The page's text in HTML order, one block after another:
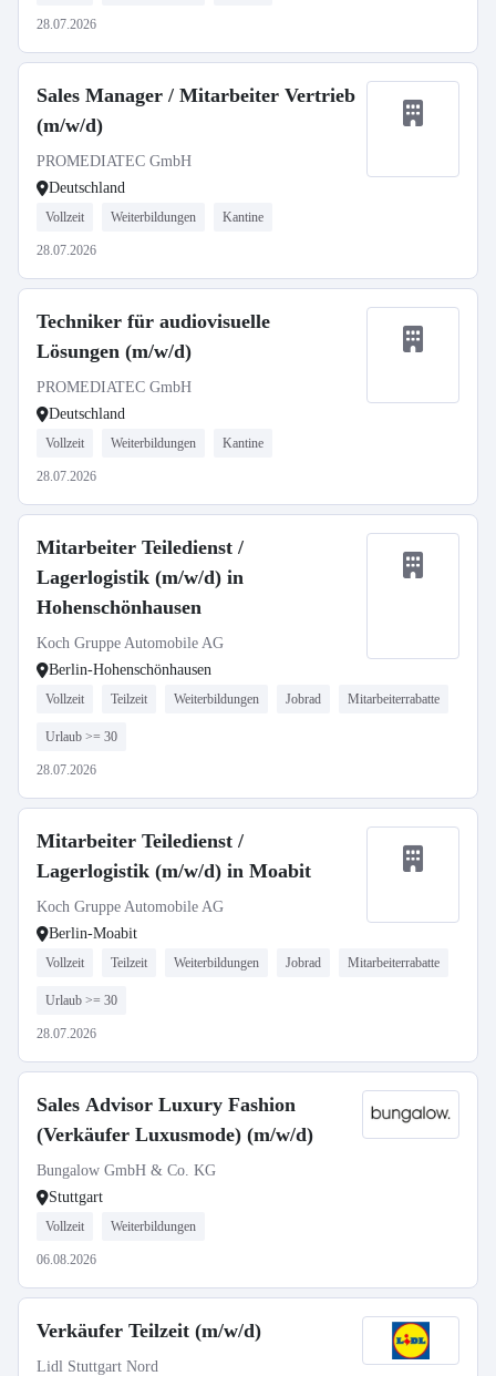
28.07.2026
Sales Manager / Mitarbeiter Vertrieb
(m/w/d)
PROMEDIATEC GmbH
Deutschland
Vollzeit Weiterbildungen Kantine
28.07.2026
Techniker für audiovisuelle
Lösungen (m/w/d)
PROMEDIATEC GmbH
Deutschland
Vollzeit Weiterbildungen Kantine
28.07.2026
Mitarbeiter Teiledienst /
Lagerlogistik (m/w/d) in
Hohenschönhausen
Koch Gruppe Automobile AG
Berlin-Hohenschönhausen
Vollzeit Teilzeit Weiterbildungen Jobrad Mitarbeiterrabatte
Urlaub >= 30
28.07.2026
Mitarbeiter Teiledienst /
Lagerlogistik (m/w/d) in Moabit
Koch Gruppe Automobile AG
Berlin-Moabit
Vollzeit Teilzeit Weiterbildungen Jobrad Mitarbeiterrabatte
Urlaub >= 30
28.07.2026
Sales Advisor Luxury Fashion
(Verkäufer Luxusmode) (m/w/d)
Bungalow GmbH & Co. KG
Stuttgart
Vollzeit Weiterbildungen
06.08.2026
Verkäufer Teilzeit (m/w/d)
Lidl Stuttgart Nord